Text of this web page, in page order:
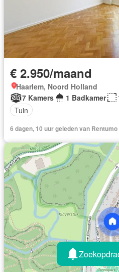
€ 2.950/maand
Haarlem, Noord Holland
7 Kamers
1 Badkamer
Tuin
6 dagen, 10 uur geleden van Rentumo